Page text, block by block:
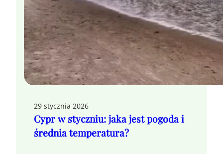
29 stycznia 2026
Cypr w styczniu: jaka jest pogoda i
średnia temperatura?